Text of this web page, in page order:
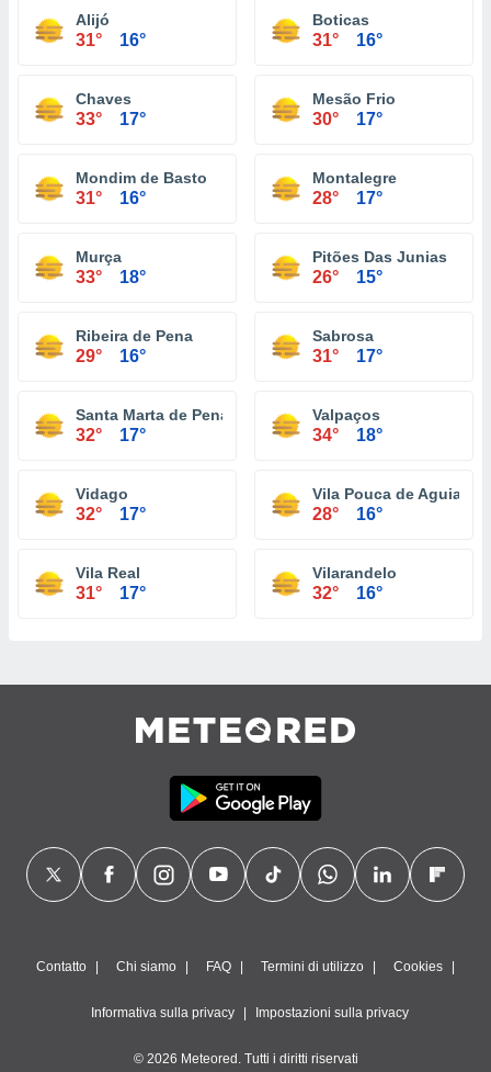
Alijó
31° 16°
Boticas
31° 16°
Chaves
33° 17°
Mesão Frio
30° 17°
Mondim de Basto
31° 16°
Montalegre
28° 17°
Murça
33° 18°
Pitões Das Junias
26° 15°
Ribeira de Pena
29° 16°
Sabrosa
31° 17°
Santa Marta de Penaguião
32° 17°
Valpaços
34° 18°
Vidago
32° 17°
Vila Pouca de Aguiar
28° 16°
Vila Real
31° 17°
Vilarandelo
32° 16°
Contatto Chi siamo FAQ Termini di utilizzo Cookies
Informativa sulla privacy Impostazioni sulla privacy
© 2026 Meteored. Tutti i diritti riservati